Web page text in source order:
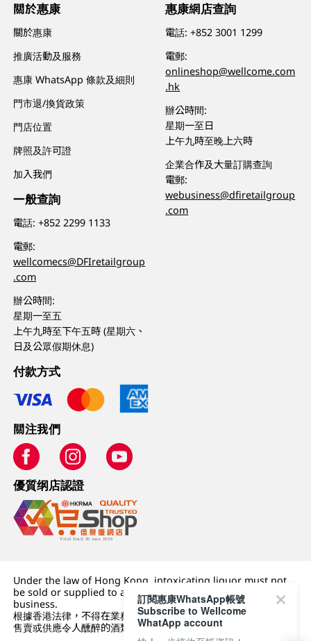
關於惠康
關於惠康
推廣活動及服務
惠康 WhatsApp 條款及細則
門市退/換貨政策
門店位置
牌照及許可證
加入我們
一般查詢
電話:+852 2299 1133
電郵:
wellcomecs@DFIretailgroup
.com
辦公時間:
星期一至五
上午九時至下午五時 (星期六、
日及公眾假期休息)
惠康網店查詢
電話:+852 3001 1299
電郵:
onlineshop@wellcome.com
.hk
辦公時間:
星期一至日
上午九時至晚上六時
企業合作及大量訂購查詢
電郵:
webusiness@dfiretailgroup
.com
付款方式
關注我們
優質纲店認證
Under the law of Hong Kong, intoxicating liquor must not
be sold or supplied to a minor (under 18) in the course of
business.
根據香港法律，不得在業務過程中，向未成年人 (18 歲以下人士)
售賣或供應令人醺醉的酒類。
訂閱惠康WhatsApp帳號
Subscribe to Wellcome
WhatApp account